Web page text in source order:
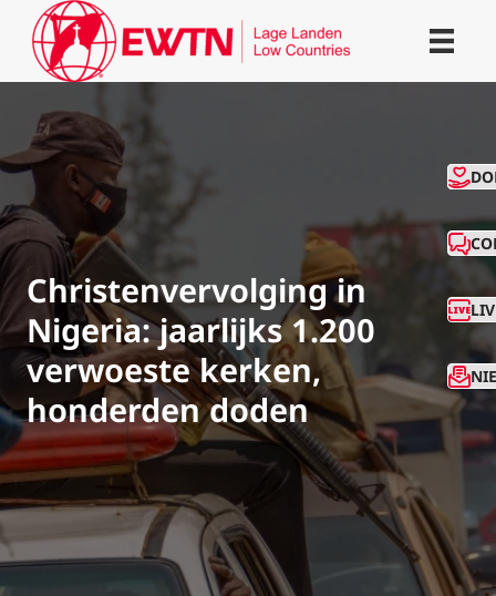
Christenvervolging in
Nigeria: jaarlijks 1.200
verwoeste kerken,
honderden doden